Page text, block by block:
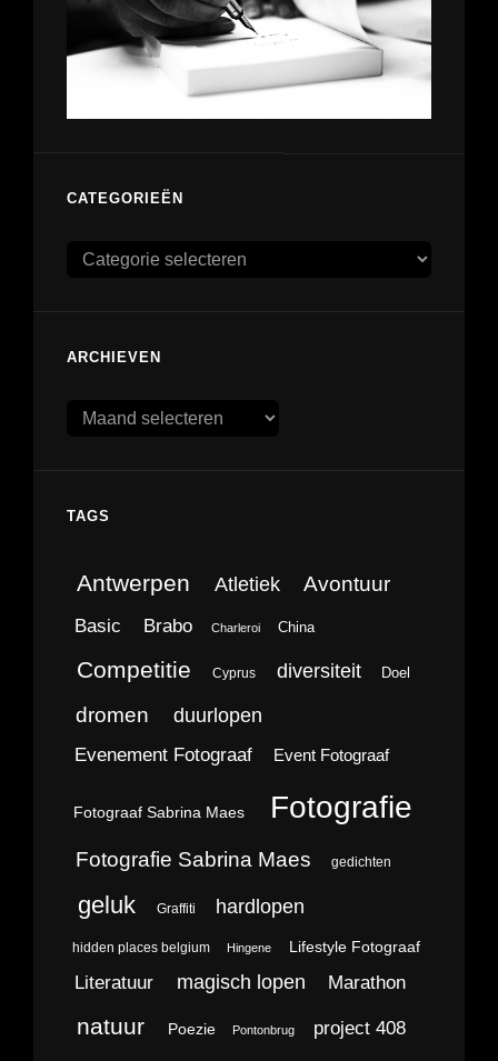
CATEGORIEËN
Categorieën
ARCHIEVEN
Archieven
TAGS
Antwerpen Atletiek Avontuur
Basic Brabo Charleroi China
Competitie Cyprus diversiteit Doel
dromen duurlopen
Evenement Fotograaf Event Fotograaf
Fotograaf Sabrina Maes Fotografie
Fotografie Sabrina Maes gedichten
geluk Graffiti hardlopen
hidden places belgium Hingene Lifestyle Fotograaf
Literatuur magisch lopen Marathon
natuur Poezie Pontonbrug project 408